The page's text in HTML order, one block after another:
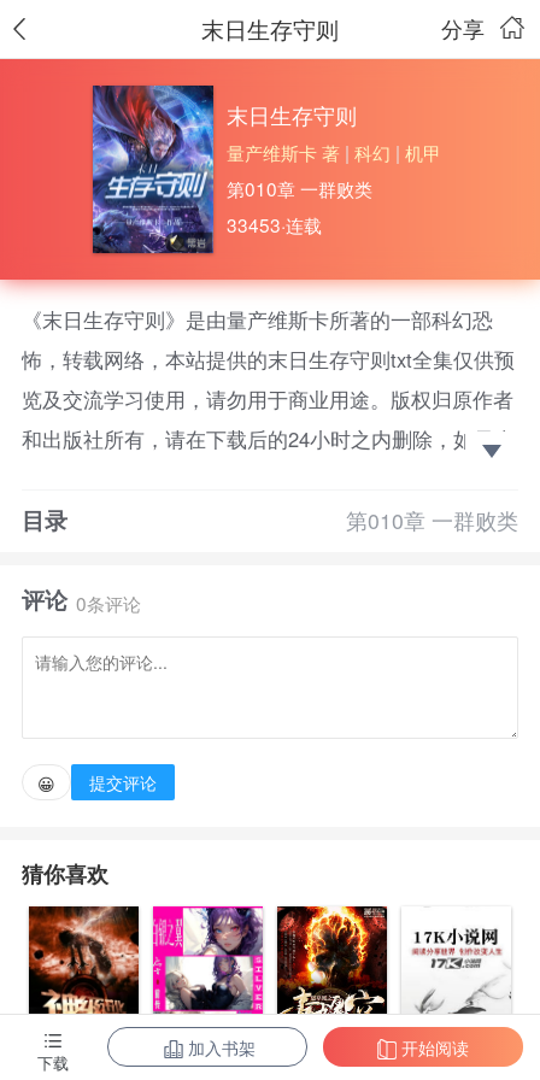
分享
末日生存守则
末日生存守则
量产维斯卡 著 | 科幻 |机甲
第010章 一群败类
33453·连载
《末日生存守则》是由量产维斯卡所著的一部科幻恐
怖，转载网络，本站提供的末日生存守则txt全集仅供预
览及交流学习使用，请勿用于商业用途。版权归原作者
和出版社所有，请在下载后的24小时之内删除，如果喜
进入了一个暗黑的时代！这样的时代中究竟要如何生
感染者丧尸的突然出现和人类究竟有这怎样千丝万缕
的关系？这是一个暗黑的时代！
这是一个疯狂的时代！这里有最真的兄弟情！有最动
人心弦的爱情！还有最默契的团队！
你，还在等什么？300钻石加更一章，玉佩一枚加更
一章，皇冠十一章
目录 第010章 一群败类
评论 0条评论
😀 提交评论
猜你喜欢
盗墓派
下载
加入书架 开始阅读